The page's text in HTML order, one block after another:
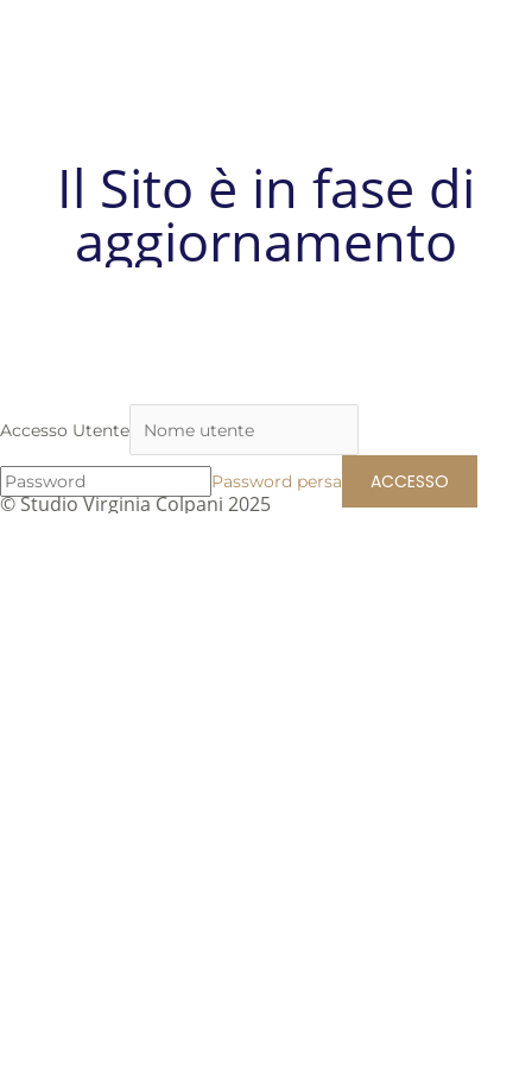
Il Sito è in fase di
aggiornamento
© Studio Virginia Colpani 2025
Accesso Utente
Password persa